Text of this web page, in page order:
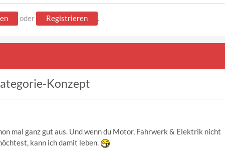
oder Registrieren .
Konzept
mal ganz gut aus. Und wenn du Motor, Fahrwerk & Elektrik nicht
kann ich damit leben.